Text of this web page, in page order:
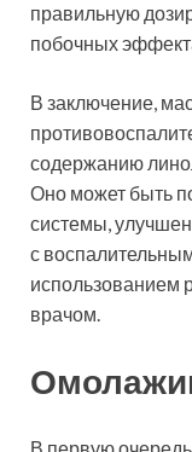
правильную
побочных
В заключение,
содержанию
Оно может быть
системы,
с
использованием
врачом.